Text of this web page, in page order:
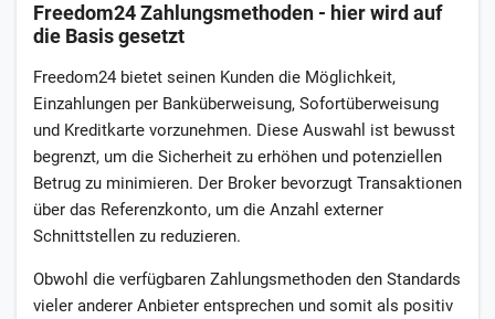
Freedom24 Zahlungsmethoden - hier wird auf
die Basis gesetzt
Freedom24 bietet seinen Kunden die Möglichkeit,
Einzahlungen per Banküberweisung, Sofortüberweisung
und Kreditkarte vorzunehmen. Diese Auswahl ist bewusst
begrenzt, um die Sicherheit zu erhöhen und potenziellen
Betrug zu minimieren. Der Broker bevorzugt Transaktionen
über das Referenzkonto, um die Anzahl externer
Schnittstellen zu reduzieren.
Obwohl die verfügbaren Zahlungsmethoden den Standards
vieler anderer Anbieter entsprechen und somit als positiv